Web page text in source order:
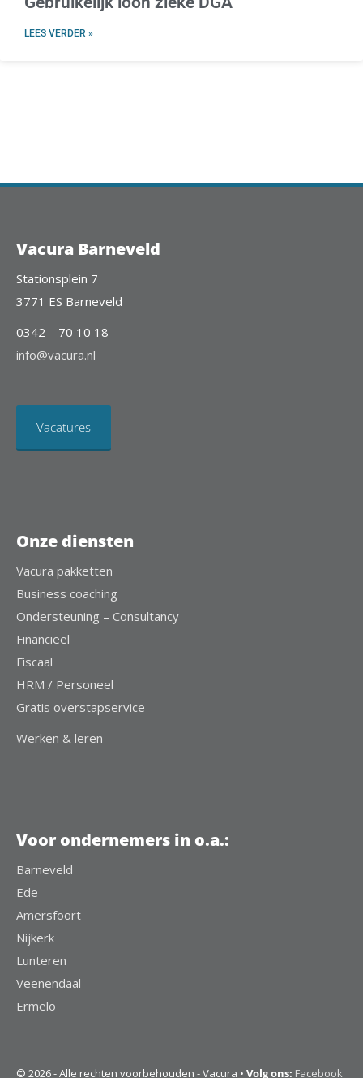
LEES VERDER »
Vacura Barneveld
Stationsplein 7
3771 ES Barneveld
0342 – 70 10 18
info@vacura.nl
Vacatures
Onze diensten
Vacura pakketten
Business coaching
Ondersteuning – Consultancy
Financieel
Fiscaal
HRM / Personeel
Gratis overstapservice
Werken & leren
Voor ondernemers in o.a.:
Barneveld
Ede
Amersfoort
Nijkerk
Lunteren
Veenendaal
Ermelo
© 2026 - Alle rechten voorbehouden - Vacura • Volg ons: Facebook